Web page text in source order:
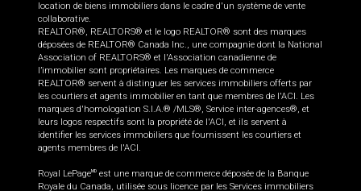
location de biens immobiliers dans le cadre d'un système de vente
collaborative.
REALTOR®, REALTORS® et le logo REALTOR® sont des marques
déposées de REALTOR® Canada Inc., une compagnie dont la National
Association of REALTORS® et l'Association canadienne de
l’immobilier sont propriétaires. Les marques de commerce
REALTOR® servent à distinguer les services immobiliers offerts par
les courtiers et agents immobilier en tant que membres de l'ACI. Les
marques d'homologation S.I.A.® /MLS®, Service inter-agences®, et
leurs logos respectifs sont la propriété de l'ACI, et ils servent à
identifier les services immobiliers que fournissent les courtiers et
agents membres de l'ACI.
Royal LePageMD est une marque de commerce déposée de la Banque
Royale du Canada, utilisée sous licence par les Services immobiliers